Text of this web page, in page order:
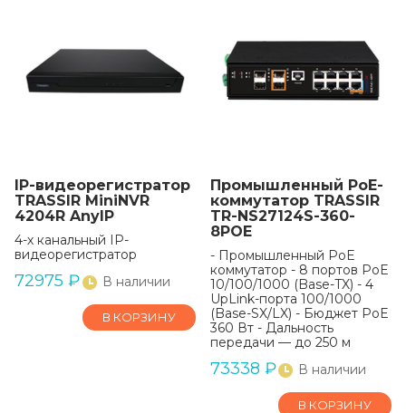
IP-видеорегистратор
TRASSIR MiniNVR
4204R AnyIP
4-х канальный IP-
видеорегистратор
72975 ₽ В наличии
В КОРЗИНУ
Промышленный РоЕ-
коммутатор TRASSIR
TR-NS27124S-360-
8POE
- Промышленный PoE
коммутатор - 8 портов PoE
10/100/1000 (Base-TX) - 4
UpLink-порта 100/1000
(Base-SX/LX) - Бюджет PoE
360 Вт - Дальность
передачи — до 250 м
73338 ₽ В наличии
В КОРЗИНУ